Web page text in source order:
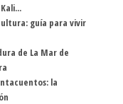
guía para vivir
de La Mar de
la